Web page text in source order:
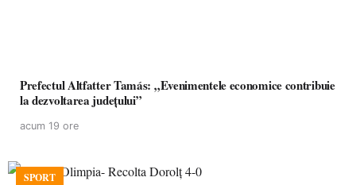
Prefectul Altfatter Tamás: „Evenimentele economice contribuie
la dezvoltarea județului”
acum 19 ore
SPORT